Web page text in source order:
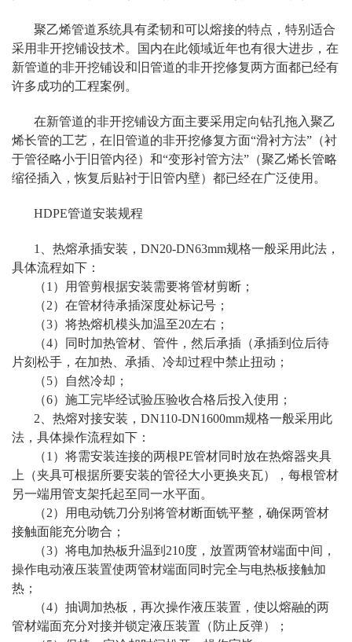
聚乙烯管道系统具有柔韧和可以熔接的特点，特别适合
采用非开挖铺设技术。国内在此领域近年也有很大进步，在
新管道的非开挖铺设和旧管道的非开挖修复两方面都已经有
许多成功的工程案例。
在新管道的非开挖铺设方面主要采用定向钻孔拖入聚乙
烯长管的工艺，在旧管道的非开挖修复方面“滑衬方法”（衬
于管径略小于旧管内径）和“变形衬管方法”（聚乙烯长管略
缩径插入，恢复后贴衬于旧管内壁）都已经在广泛使用。
HDPE管道安装规程
1、热熔承插安装，DN20-DN63mm规格一般采用此法，
具体流程如下：
（1）用管剪根据安装需要将管材剪断；
（2）在管材待承插深度处标记号；
（3）将热熔机模头加温至20左右；
（4）同时加热管材、管件，然后承插（承插到位后待
片刻松手，在加热、承插、冷却过程中禁止扭动；
（5）自然冷却；
（6）施工完毕经试验压验收合格后投入使用；
2、热熔对接安装，DN110-DN1600mm规格一般采用此
法，具体操作流程如下：
（1）将需安装连接的两根PE管材同时放在热熔器夹具
上（夹具可根据所要安装的管径大小更换夹瓦），每根管材
另一端用管支架托起至同一水平面。
（2）用电动铣刀分别将管材断面铣平整，确保两管材
接触面能充分吻合；
（3）将电加热板升温到210度，放置两管材端面中间，
操作电动液压装置使两管材端面同时完全与电热板接触加
热；
（4）抽调加热板，再次操作液压装置，使以熔融的两
管材端面充分对接并锁定液压装置（防止反弹）；